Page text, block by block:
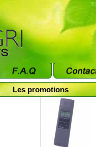
Les promotions